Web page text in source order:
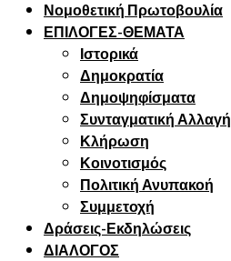
Νομοθετική Πρωτοβουλία
ΕΠΙΛΟΓΕΣ-ΘΕΜΑΤΑ
Ιστορικά
Δημοκρατία
Δημοψηφίσματα
Συνταγματική Αλλαγή
Κλήρωση
Κοινοτισμός
Πολιτική Ανυπακοή
Συμμετοχή
Δράσεις-Εκδηλώσεις
ΔΙΑΛΟΓΟΣ